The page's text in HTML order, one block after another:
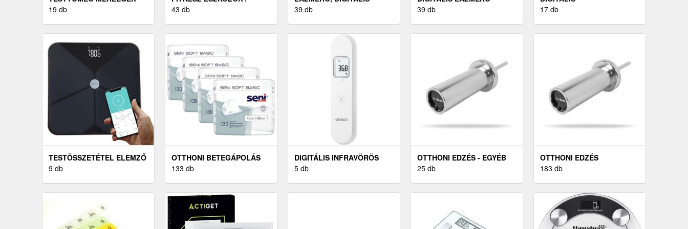
19 db
OTTHONI EDZÉS
43 db
39 db
39 db
SZEMÉLYMÉRLEG 180KG
17 db
TESTÖSSZETÉTEL ELEMZŐ
MÉRLEG
9 db
OTTHONI BETEGÁPOLÁS
133 db
DIGITÁLIS INFRAVÖRÖS
LÁZMÉRŐ
5 db
OTTHONI EDZÉS - EGYÉB
25 db
OTTHONI EDZÉS
183 db